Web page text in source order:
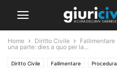
Home Diritto Civile Fallimentare
una parte: dies a quo per la...
Diritto Civile Fallimentare